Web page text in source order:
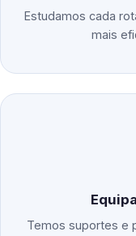
Estudamos cada
mais
Temos suportes e